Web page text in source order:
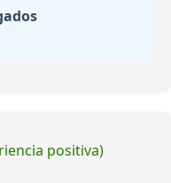
positiva)